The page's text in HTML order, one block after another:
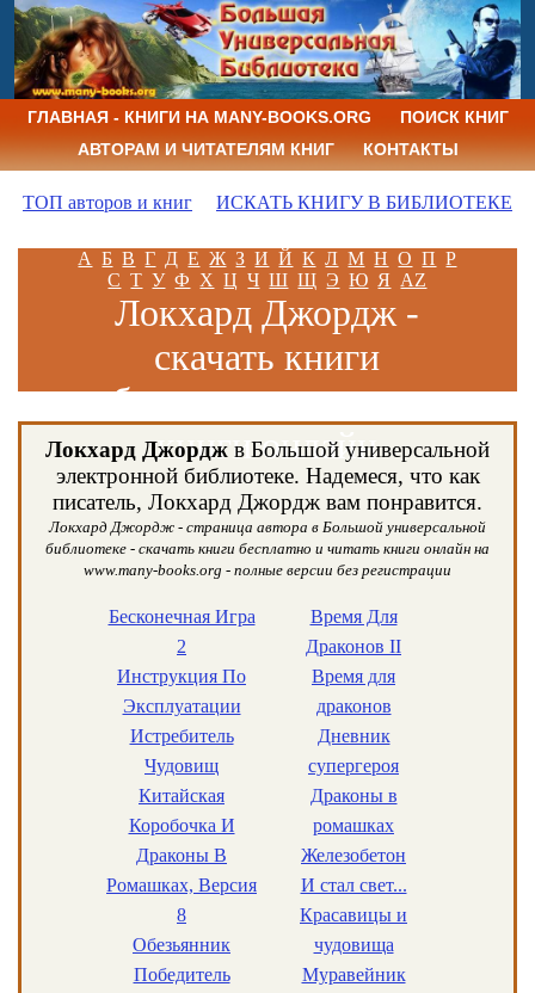
ГЛАВНАЯ - КНИГИ НА MANY-BOOKS.ORG
ПОИСК КНИГ
АВТОРАМ И ЧИТАТЕЛЯМ КНИГ
КОНТАКТЫ
ТОП авторов и книг ИСКАТЬ КНИГУ В БИБЛИОТЕКЕ
А Б В Г Д Е Ж З И Й К Л М Н О П Р
С Т У Ф Х Ц Ч Ш Щ Э Ю Я AZ
Локхард Джордж -
скачать книги
бесплатно и читать
книги онлайн
Локхард Джордж в Большой универсальной
электронной библиотеке. Надемеся, что как
писатель, Локхард Джордж вам понравится.
Локхард Джордж - страница автора в Большой универсальной
библиотеке - скачать книги бесплатно и читать книги онлайн на
www.many-books.org - полные версии без регистрации
Бесконечная Игра
2
Инструкция По
Эксплуатации
Истребитель
Чудовищ
Китайская
Коробочка И
Драконы В
Ромашках, Версия
8
Обезьянник
Победитель
Время Для
Драконов II
Время для
драконов
Дневник
супергероя
Драконы в
ромашках
Железобетон
И стал свет...
Красавицы и
чудовища
Муравейник